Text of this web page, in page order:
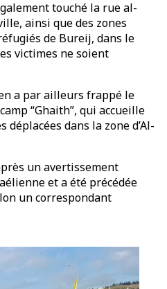
touché la rue al-
ainsi que des zones
de Bureij, dans le
victimes ne soient
a par ailleurs frappé le
“Ghaith”, qui accueille
déplacées dans la zone d’Al-
un avertissement
et a été précédée
un correspondant